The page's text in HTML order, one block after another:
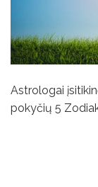
Astrologai
pokyčių 5